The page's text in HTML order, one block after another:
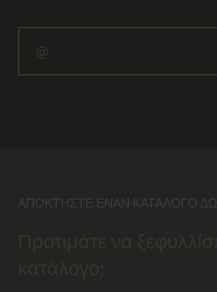
ΑΠΟΚΤΉΣΤΕ ΈΝΑΝ ΚΑΤΆΛΟΓΟ